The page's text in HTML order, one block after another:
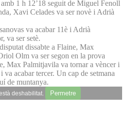
1 h 12’18 seguit de Miguel Fenoll
Xavi Celades va ser novè i Adrià
va acabar 11è i Adrià
va ser setè.
dissabte a Flaine, Max
Olm va ser segon en la prova
Max Palmitjavila va tornar a vèncer i
acabar tercer. Un cap de setmana
de muntanya.
deshabilitat. Permetre